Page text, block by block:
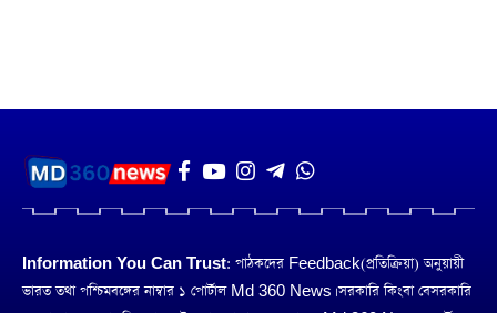
Information You Can Trust: পাঠকদের Feedback(প্রতিক্রিয়া) অনুয়ায়ী
ভারত তথা পশ্চিমবঙ্গের নাম্বার ১ পোর্টাল Md 360 News। সরকারি কিংবা বেসরকারি